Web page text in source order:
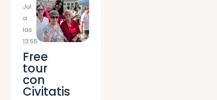
Jul
a
las
13:55
Free
tour
con
Civitatis